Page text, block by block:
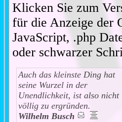
Klicken Sie zum
für die Anzeige der
JavaScript, .php
oder schwarzer
Auch das kleinste Ding hat
seine Wurzel in der
Unendlichkeit, ist also nicht
völlig zu ergründen.
Wilhelm Busch